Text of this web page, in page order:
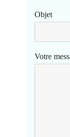
Objet
Votre